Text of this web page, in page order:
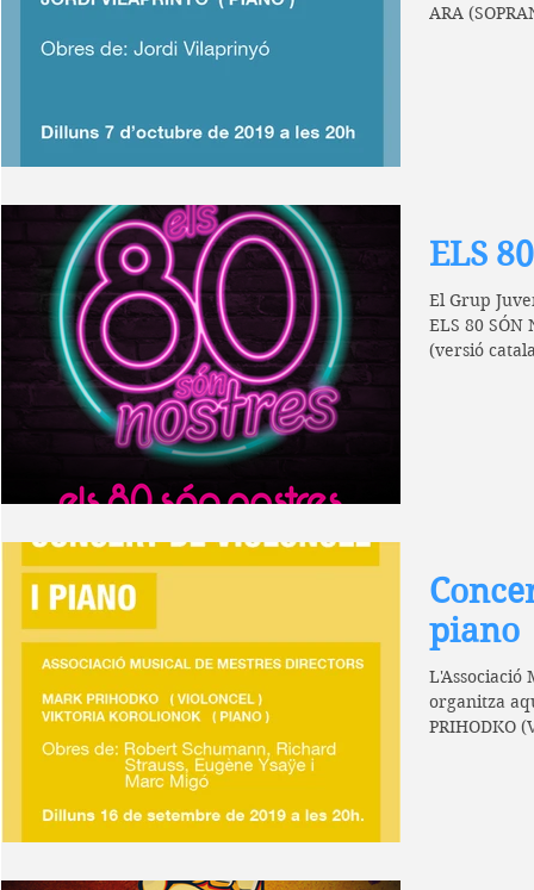
ARA
ELS
El Grup
ELS 80 SÓN
(versió
piano
L'Associació
organitza
PRIHODKO